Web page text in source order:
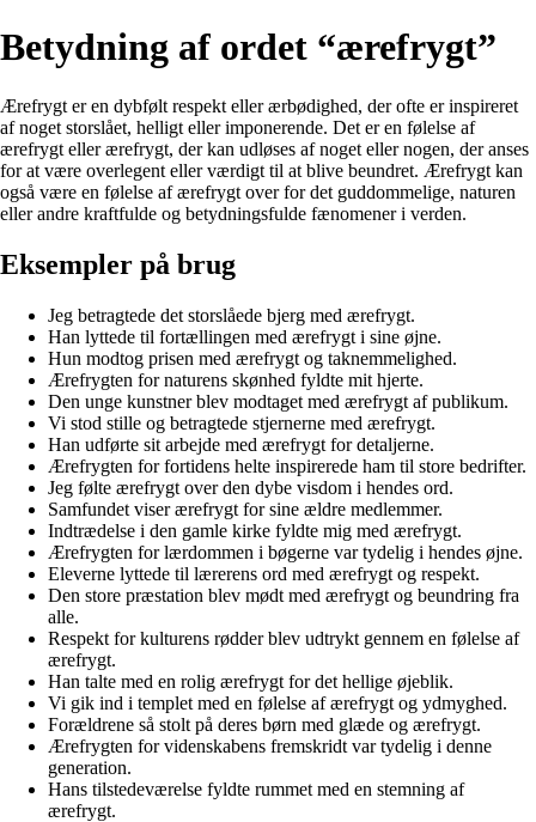
Betydning af ordet “ærefrygt”
Ærefrygt er en dybfølt respekt eller ærbødighed, der ofte er inspireret
af noget storslået, helligt eller imponerende. Det er en følelse af
ærefrygt eller ærefrygt, der kan udløses af noget eller nogen, der anses
for at være overlegent eller værdigt til at blive beundret. Ærefrygt kan
også være en følelse af ærefrygt over for det guddommelige, naturen
eller andre kraftfulde og betydningsfulde fænomener i verden.
Eksempler på brug
Jeg betragtede det storslåede bjerg med ærefrygt.
Han lyttede til fortællingen med ærefrygt i sine øjne.
Hun modtog prisen med ærefrygt og taknemmelighed.
Ærefrygten for naturens skønhed fyldte mit hjerte.
Den unge kunstner blev modtaget med ærefrygt af publikum.
Vi stod stille og betragtede stjernerne med ærefrygt.
Han udførte sit arbejde med ærefrygt for detaljerne.
Ærefrygten for fortidens helte inspirerede ham til store bedrifter.
Jeg følte ærefrygt over den dybe visdom i hendes ord.
Samfundet viser ærefrygt for sine ældre medlemmer.
Indtrædelse i den gamle kirke fyldte mig med ærefrygt.
Ærefrygten for lærdommen i bøgerne var tydelig i hendes øjne.
Eleverne lyttede til lærerens ord med ærefrygt og respekt.
Den store præstation blev mødt med ærefrygt og beundring fra
alle.
Respekt for kulturens rødder blev udtrykt gennem en følelse af
ærefrygt.
Han talte med en rolig ærefrygt for det hellige øjeblik.
Vi gik ind i templet med en følelse af ærefrygt og ydmyghed.
Forældrene så stolt på deres børn med glæde og ærefrygt.
Ærefrygten for videnskabens fremskridt var tydelig i denne
generation.
Hans tilstedeværelse fyldte rummet med en stemning af
ærefrygt.